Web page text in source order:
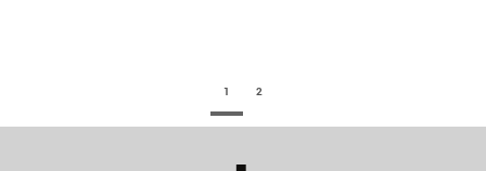
1 2